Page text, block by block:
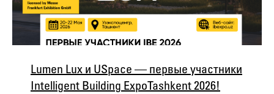
Lumen Lux и USpace — первые участники
Intelligent Building Expo Tashkent 2026!